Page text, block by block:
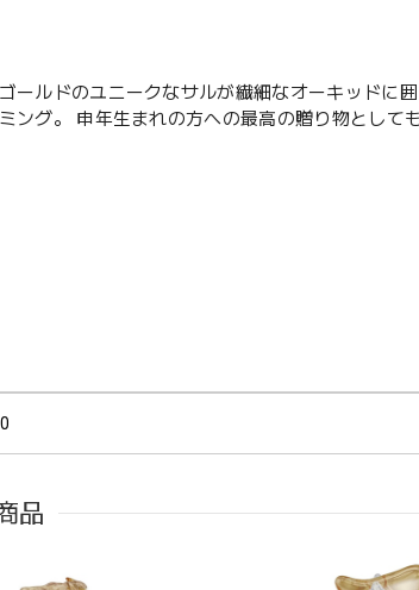
ールドのユニークなサルが繊細なオーキッドに
グ。 申年生まれの方への最高の贈り物としても
0
品